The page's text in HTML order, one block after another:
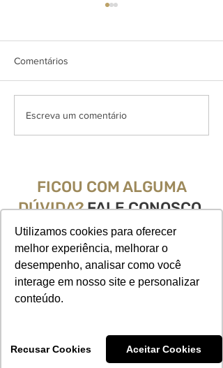
Utilizamos cookies para oferecer
melhor experiência, melhorar o
desempenho, analisar como você
interage em nosso site e personalizar
conteúdo.
Recusar Cookies Aceitar Cookies
Comentários
Escreva um comentário
FICOU COM ALGUMA
DÚVIDA?FALE CONOSCO.
Endereço: Taguatinga - QS 3, loja 207 e 208
Ed. Pátio Capital, Brasília - DF
Horário de funcionamento